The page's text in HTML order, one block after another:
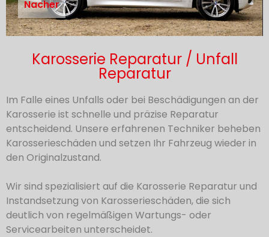
Karosserie Reparatur / Unfall
Reparatur
Im Falle eines Unfalls oder bei Beschädigungen an der
Karosserie ist schnelle und präzise Reparatur
entscheidend. Unsere erfahrenen Techniker beheben
Karosserieschäden und setzen Ihr Fahrzeug wieder in
den Originalzustand.
Wir sind spezialisiert auf die Karosserie Reparatur und
Instandsetzung von Karosserieschäden, die sich
deutlich von regelmäßigen Wartungs- oder
Servicearbeiten unterscheidet.
Vorher
Nacher